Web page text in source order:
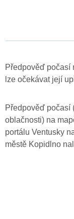
Předpověď počasí
lze očekávat její
Předpověď počasí
oblačnosti) na
portálu Ventusky
městě Kopidlno